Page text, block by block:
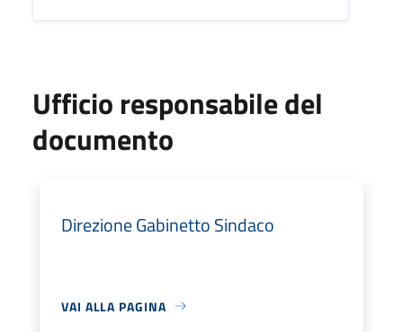
Ufficio responsabile del
documento
Direzione Gabinetto Sindaco
VAI ALLA PAGINA